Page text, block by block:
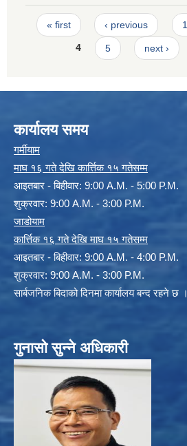
Pages
« first ‹ previous 1
4 5 next ›
कार्यालय समय
गर्मीयाम
माघ १६ गते देखि कार्त्तिक १५ गतेसम्म
आइतबार - बिहीवार: 9:00 A.M. - 5:00 P.M.
शुक्रवार: 9:00 A.M. - 3:00 P.M.
जाडोयाम
कार्त्तिक १६ गते देखि माघ १५ गतेसम्म
आइतबार - बिहीवार: 9:00 A.M. - 4:00 P.M.
शुक्रवार: 9:00 A.M. - 3:00 P.M.
सार्बजनिक बिदाको दिनमा कार्यालय बन्द रहने छ ।
गुनासो सुन्ने अधिकारी